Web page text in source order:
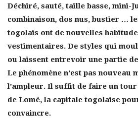
Déchiré, sauté, taille basse, mini-
combinaison, dos nus, bustier …
togolais ont de nouvelles
vestimentaires. De styles qui
ou laissent entrevoir une partie
Le phénomène n’est pas nouveau
l’ampleur. Il suffit de faire un
de Lomé, la capitale togolaise
convaincre.